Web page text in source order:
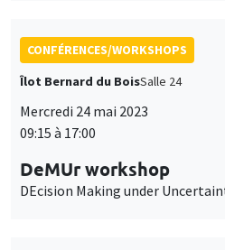
CONFÉRENCES/WORKSHOPS
Îlot Bernard du BoisSalle 24
Mercredi 24 mai 2023
09:15 à 17:00
DeMUr workshop
DEcision Making under